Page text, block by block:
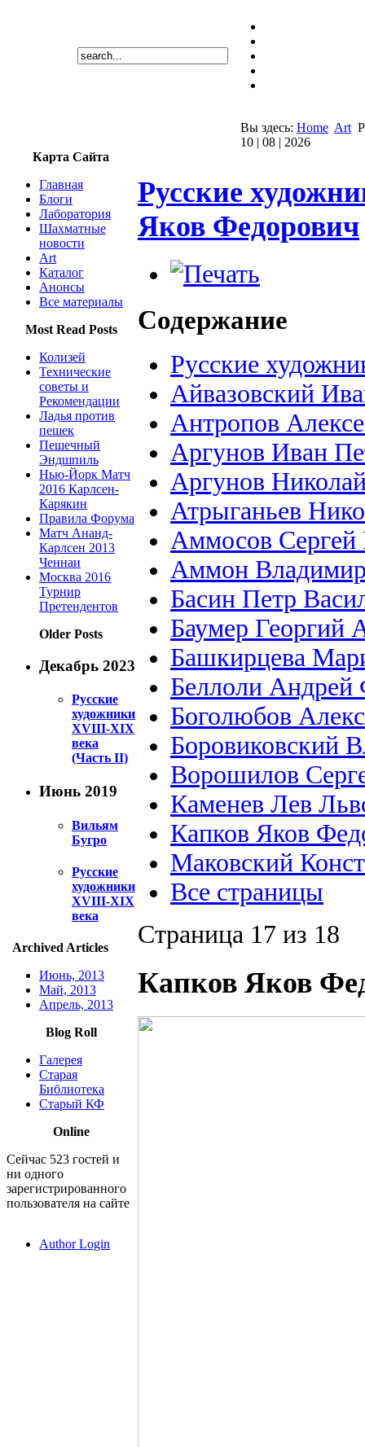
Вы здесь: Home Art
10 | 08 | 2026
Карта Сайта
Главная
Блоги
Лаборатория
Шахматные
новости
Art
Каталог
Анонсы
Все материалы
Most Read Posts
Колизей
Технические
советы и
Рекомендации
Ладья против
пешек
Пешечный
Эндшпиль
Нью-Йорк Матч
2016 Карлсен-
Карякин
Правила Форума
Матч Ананд-
Карлсен 2013
Ченнаи
Москва 2016
Турнир
Претендентов
Older Posts
Декабрь 2023
Русские
художники
XVIII-XIX
века
(Часть II)
Июнь 2019
Вильям
Бугро
Русские
художники
XVIII-XIX
века
Archived Articles
Июнь, 2013
Май, 2013
Апрель, 2013
Blog Roll
Галерея
Старая
Библиотека
Старый КФ
Online
Сейчас 523 гостей и
ни одного
зарегистрированного
пользователя на сайте
Author Login
Русские
Яков Федорович
Содержание
Русские
Айвазовский
Антропов
Аргунов Иван
Аргунов
Атрыганьев
Аммосов Сергей
Аммон
Басин Петр
Баумер Георгий
Башкирцева
Беллоли Андрей
Боголюбов
Боровиковский
Ворошилов
Каменев Лев
Капков Яков
Маковский
Все страницы
Страница 17 из 18
Капков Яков